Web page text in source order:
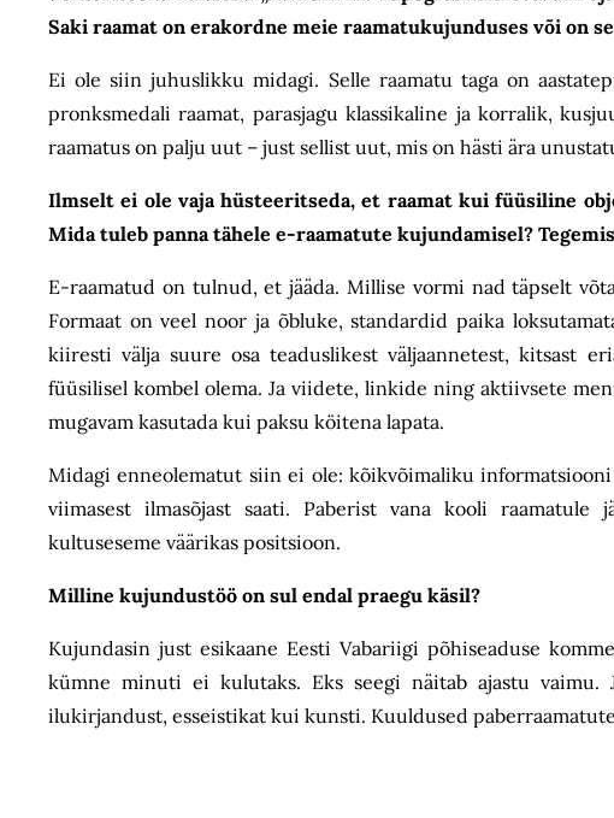
Saki raamat on erakordne meie raamatukujunduses või on
Ei ole siin juhuslikku midagi. Selle raamatu taga on
pronksmedali raamat, parasjagu klassikaline ja korralik,
raamatus on palju uut – just sellist uut, mis on hästi ära
Ilmselt ei ole vaja hüsteeritseda, et raamat kui füüsiline
Mida tuleb panna tähele e-raamatute kujundamisel?
E-raamatud on tulnud, et jääda. Millise vormi nad täpselt
Formaat on veel noor ja õbluke, standardid paika
kiiresti välja suure osa teaduslikest väljaannetest, kitsast
füüsilisel kombel olema. Ja viidete, linkide ning aktiivsete
mugavam kasutada kui paksu köitena lapata.
Midagi enneolematut siin ei ole: kõikvõimaliku
viimasest ilmasõjast saati. Paberist vana kooli
kultuseseme väärikas positsioon.
Milline kujundustöö on sul endal praegu käsil?
Kujundasin just esikaane Eesti Vabariigi põhiseaduse
kümne minuti ei kulutaks. Eks seegi näitab ajastu
ilukirjandust, esseistikat kui kunsti. Kuuldused